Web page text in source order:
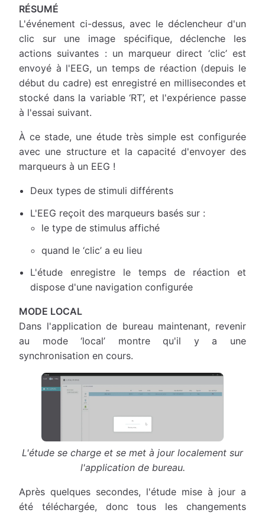
RÉSUMÉ
L'événement ci-dessus, avec le déclencheur d'un
clic sur une image spécifique, déclenche les
actions suivantes : un marqueur direct ‘clic’ est
envoyé à l'EEG, un temps de réaction (depuis le
début du cadre) est enregistré en millisecondes et
stocké dans la variable ‘RT’, et l'expérience passe
à l'essai suivant.
À ce stade, une étude très simple est configurée
avec une structure et la capacité d'envoyer des
marqueurs à un EEG !
Deux types de stimuli différents
L'EEG reçoit des marqueurs basés sur :
le type de stimulus affiché
quand le ‘clic’ a eu lieu
L'étude enregistre le temps de réaction et
dispose d'une navigation configurée
MODE LOCAL
Dans l'application de bureau maintenant, revenir
au mode ‘local’ montre qu'il y a une
synchronisation en cours.
L'étude se charge et se met à jour localement sur
l'application de bureau.
Après quelques secondes, l'étude mise à jour a
été téléchargée, donc tous les changements